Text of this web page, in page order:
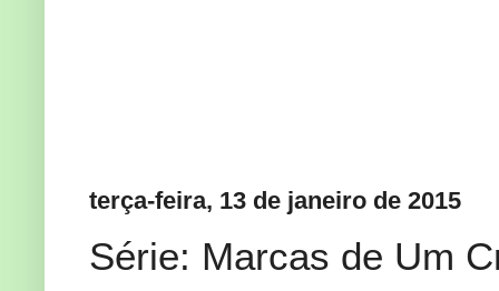
terça-feira, 13 de janeiro de 2015
Série: Marcas de Um